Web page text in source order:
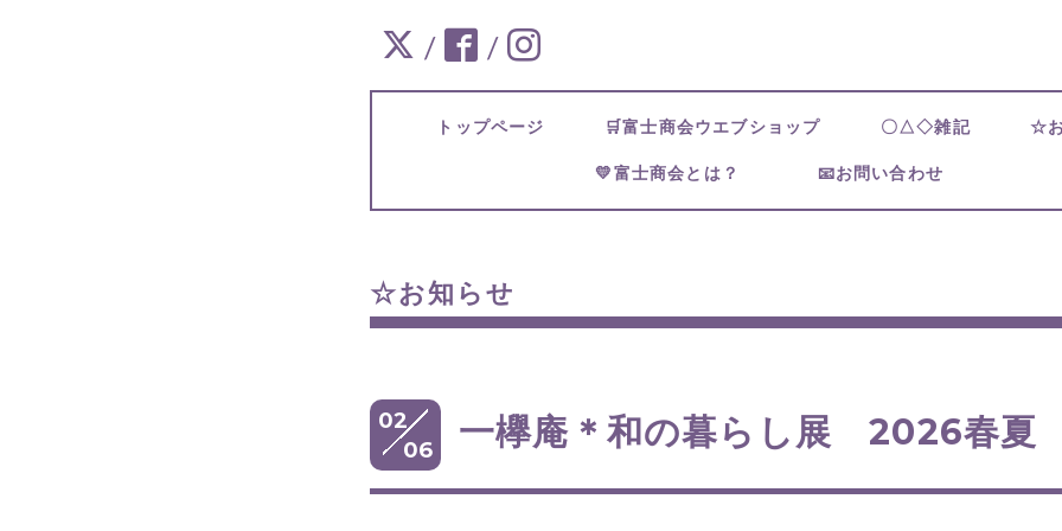
/ /
トップページ 🛒富士商会ウエブショップ 〇△◇雑記 ☆
💛富士商会とは？ 📧お問い合わせ
☆お知らせ
02
06
一欅庵＊和の暮らし展 2026春夏